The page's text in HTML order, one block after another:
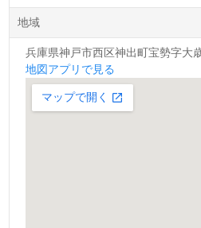
地域
兵庫県神戸市西区神出町宝勢字大
地図アプリで見る